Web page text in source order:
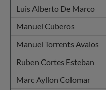
Luis Alberto De Marco
Manuel Cuberos
Manuel Torrents Avalos
Ruben Cortes Esteban
Marc Ayllon Colomar